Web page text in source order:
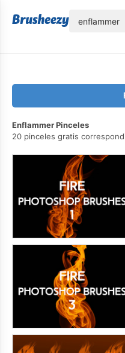
Enflammer Pinceles
20 pinceles gratis